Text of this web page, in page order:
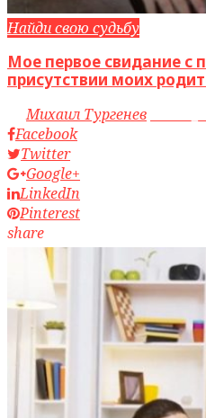
Найди свою судьбу
Мое первое свидание с
присутствии моих
byМихаил Тургенев
Facebook
Twitter
Google+
LinkedIn
Pinterest
share